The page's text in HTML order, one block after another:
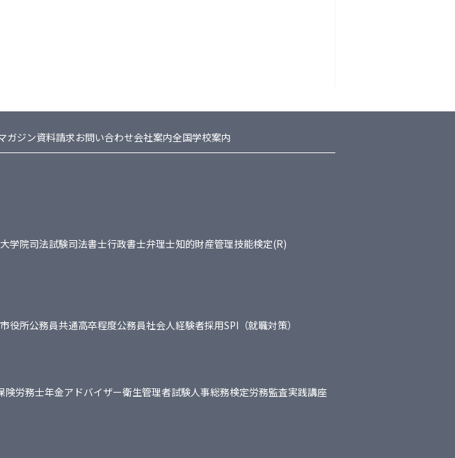
ガジン資料請求お問い合わせ会社案内全国学校案内
学院司法試験司法書士行政書士弁理士知的財産管理技能検定(R)
市役所公務員共通高卒程度公務員社会人経験者採用SPI（就職対策）
険労務士年金アドバイザー衛生管理者試験人事総務検定労務監査実践講座